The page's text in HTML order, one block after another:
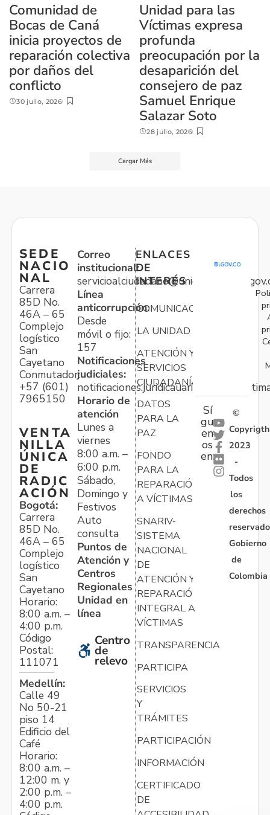
Comunidad de
Bocas de Caná
inicia proyectos de
reparación colectiva
por daños del
conflicto
30 julio, 2026
Unidad para las
Víctimas expresa
profunda
preocupación por la
desaparición del
consejero de paz
Samuel Enrique
Salazar Soto
28 julio, 2026
Cargar Más
SEDE
NACIO
NAL
Carrera
85D No.
46A – 65
Complejo
logístico
San
Cayetano
Conmutador:
+57 (601)
7965150
VENTA
NILLA
ÚNICA
DE
RADIC
ACIÓN
Bogotá:
Carrera
85D No.
46A – 65
Complejo
logístico
San
Cayetano
Horario:
8:00 a.m. –
4:00 p.m.
Código
Postal:
111071
Medellín:
Calle 49
No 50-21
piso 14
Edificio del
Café
Horario:
8:00 a.m. –
12:00 m. y
2:00 p.m. –
4:00 p.m.
Correo
institucional:
Línea
anticorrupción:
Desde
móvil o fijo:
157
Notificaciones
judiciales:
Horario de
atención
Lunes a
viernes
8:00 a.m. –
6:00 p.m.
Sábado,
Domingo y
Festivos
Auto
consulta
Puntos de
Atención y
Centros
Regionales
Unidad en
línea
Centro
de
relevo
ENLACES
DE
INTERÉS
COMUNICACIONES
LA UNIDAD
ATENCIÓN Y
SERVICIOS
CIUDADANÍA
DATOS
PARA LA
PAZ
FONDO
PARA LA
REPARACIÓN
A VÍCTIMAS
SNARIV-
SISTEMA
NACIONAL
DE
ATENCIÓN Y
REPARACIÓN
INTEGRAL A
VÍCTIMAS
TRANSPARENCIA
PARTICIPA
SERVICIOS
Y
TRÁMITES
PARTICIPACIÓN
INFORMACIÓN
CERTIFICADO
DE
Sí
gu
en
os
en:
©
Copyrigth
2023
-
Todos
los
derechos
Gobierno
de
Colombia